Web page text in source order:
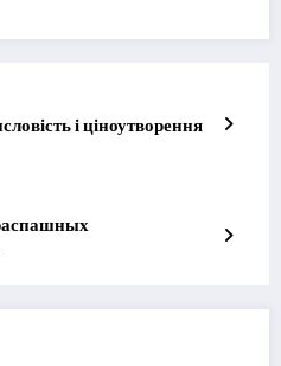
і ціноутворення